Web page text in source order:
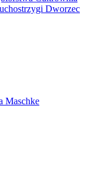
Dworzec
Maschke